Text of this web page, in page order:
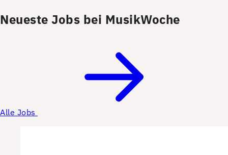
Neueste Jobs bei MusikWoche
Alle Jobs